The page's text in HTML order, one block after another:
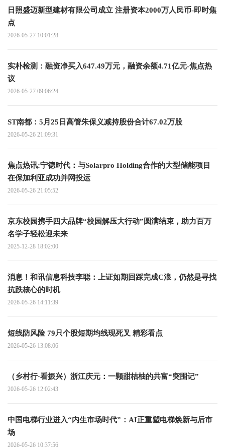
日照盛迈新型建材有限公司成立 注册资本2000万人民币-即时焦
点
2026-05-27 10:01:28
实朴检测：融资净买入647.49万元，融资余额4.71亿元-焦点热
议
2026-05-27 09:06:24
ST南都：5月25日高管朱保义减持股份合计67.02万股
2026-05-26 21:09:31
焦点热讯:宁德时代：与Solarpro Holding合作的大型储能项目
在保加利亚成功并网投运
2026-05-26 21:05:52
京东校园携手四大品牌“校园解压大行动”圆满结束，助力百万
名学子轻松迎未来
2025-12-28 18:02:00
消息！和讯信息科技李聪：上证如期回踩完成C浪，仍然是寻找
抗跌核心的时机
2026-05-26 14:11:39
短线防风险 79只个股短期均线现死叉 精彩看点
2026-05-26 13:08:06
（乡村行·看振兴）浙江庆元：一颗甜桔柚的共富“突围记”
2026-05-26 12:02:43
中国电梯行业进入“内生市场时代”：AI正重塑电梯焕新与后市
场
2026-05-26 10:37:56